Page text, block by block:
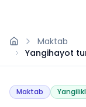
Maktab
Yangihayot
diniy ta’lim
Maktab